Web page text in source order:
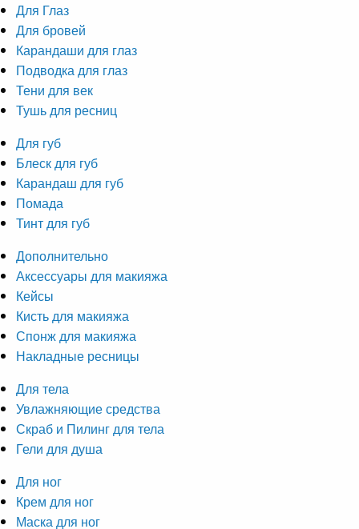
Для Глаз
Для бровей
Карандаши для глаз
Подводка для глаз
Тени для век
Тушь для ресниц
Для губ
Блеск для губ
Карандаш для губ
Помада
Тинт для губ
Дополнительно
Аксессуары для макияжа
Кейсы
Кисть для макияжа
Спонж для макияжа
Накладные ресницы
Для тела
Увлажняющие средства
Скраб и Пилинг для тела
Гели для душа
Для ног
Крем для ног
Маска для ног